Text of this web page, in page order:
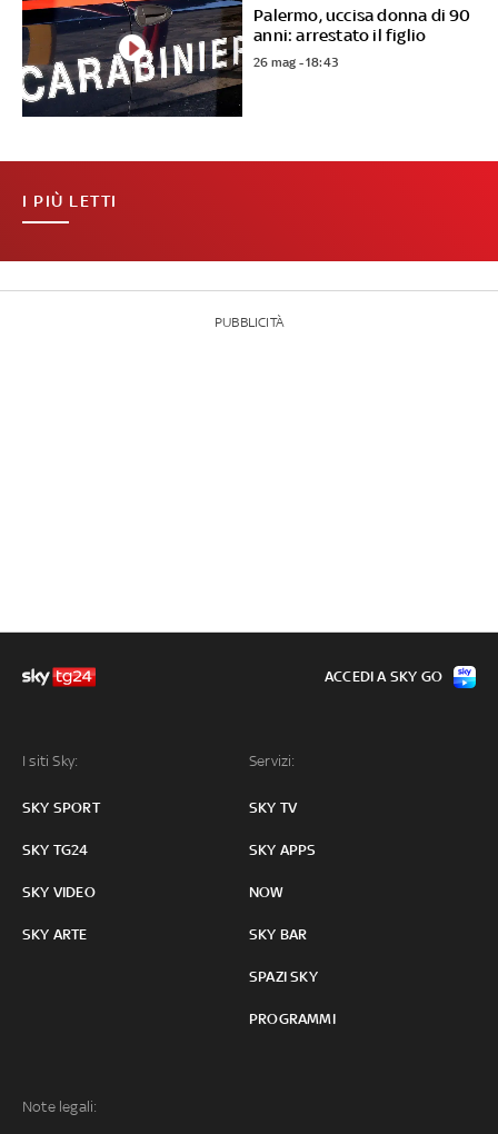
Palermo, uccisa donna di 90
anni: arrestato il figlio
26 mag - 18:43
I PIÙ LETTI
PUBBLICITÀ
I siti Sky:
SKY SPORT
SKY TG24
SKY VIDEO
SKY ARTE
Servizi:
SKY TV
SKY APPS
NOW
SKY BAR
SPAZI SKY
PROGRAMMI
Note legali:
ACCEDI A SKY GO